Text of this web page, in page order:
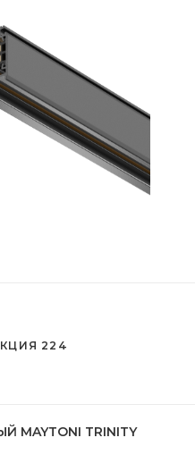
224
TRINITY